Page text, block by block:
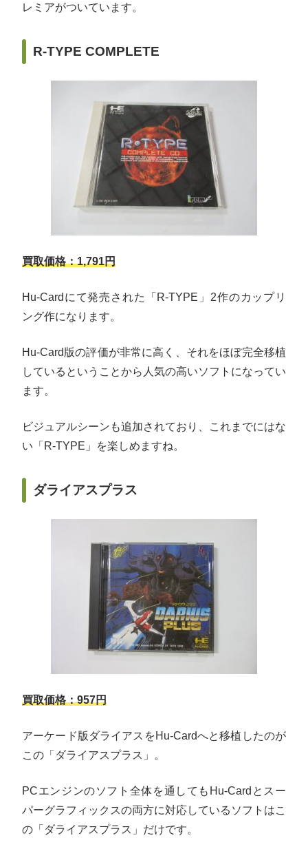
レミアがついています。
R-TYPE COMPLETE
買取価格：1,791円
Hu-Cardにて発売された「R-TYPE」2作のカップリ
ング作になります。
Hu-Card版の評価が非常に高く、それをほぼ完全移植
しているということから人気の高いソフトになってい
ます。
ビジュアルシーンも追加されており、これまでにはな
い「R-TYPE」を楽しめますね。
ダライアスプラス
買取価格：957円
アーケード版ダライアスをHu-Cardへと移植したのが
この「ダライアスプラス」。
PCエンジンのソフト全体を通してもHu-Cardとスー
パーグラフィックスの両方に対応しているソフトはこ
の「ダライアスプラス」だけです。